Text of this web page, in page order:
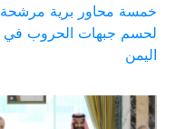
خمسة محاور برية مرشحة
لحسم جبهات الحروب في
اليمن